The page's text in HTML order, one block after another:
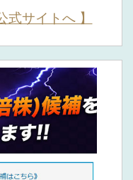
式サイトへ 】